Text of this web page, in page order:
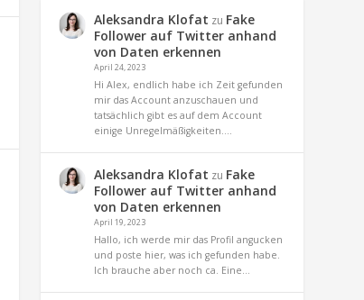
Aleksandra Klofat zu Fake
Follower auf Twitter anhand
von Daten erkennen
April 24, 2023
Hi Alex, endlich habe ich Zeit gefunden
mir das Account anzuschauen und
tatsächlich gibt es auf dem Account
einige Unregelmäßigkeiten.…
Aleksandra Klofat zu Fake
Follower auf Twitter anhand
von Daten erkennen
April 19, 2023
Hallo, ich werde mir das Profil angucken
und poste hier, was ich gefunden habe.
Ich brauche aber noch ca. Eine…